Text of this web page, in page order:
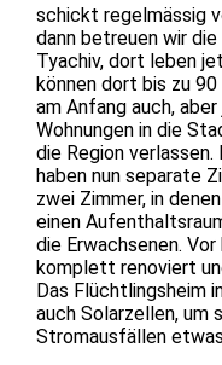
schickt regelmässig
dann betreuen wir
Tyachiv, dort leben
können dort bis zu
am Anfang auch,
Wohnungen in die
die Region
haben nun separate
zwei Zimmer, in
einen
die Erwachsenen.
komplett renoviert
Das Flüchtlingsheim
auch Solarzellen, um
Stromausfällen